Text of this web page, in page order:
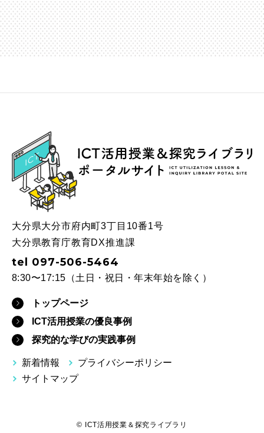
ICT
大分県大分市府内町3丁目10番1号
大分県教育庁教育DX推進課
tel 097-506-5464
8:30〜17:15（土日・祝日・年末年始を除く）
トップページ
ICT活用授業の優良事例
探究的な学びの実践事例
新着情報
プライバシーポリシー
サイトマップ
© ICT活用授業＆探究ライブラリ